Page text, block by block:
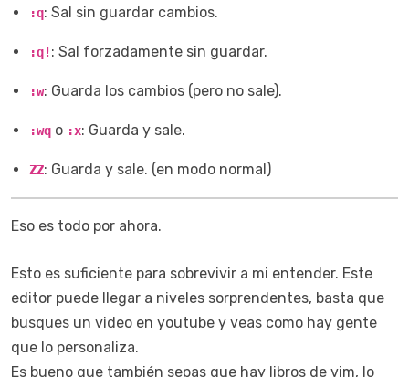
:q: Sal sin guardar cambios.
:q!: Sal forzadamente sin guardar.
:w: Guarda los cambios (pero no sale).
:wq o :x: Guarda y sale.
ZZ: Guarda y sale. (en modo normal)
Eso es todo por ahora.
Esto es suficiente para sobrevivir a mi entender. Este
editor puede llegar a niveles sorprendentes, basta que
busques un video en youtube y veas como hay gente
que lo personaliza.
Es bueno que también sepas que hay libros de vim, lo